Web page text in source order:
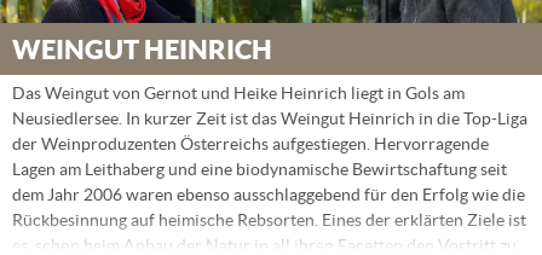
WEINGUT HEINRICH
Das Weingut von Gernot und Heike Heinrich liegt in Gols am
Neusiedlersee. In kurzer Zeit ist das Weingut Heinrich in die Top-Liga
der Weinproduzenten Österreichs aufgestiegen. Hervorragende
Lagen am Leithaberg und eine biodynamische Bewirtschaftung seit
dem Jahr 2006 waren ebenso ausschlaggebend für den Erfolg wie die
Rückbesinnung auf heimische Rebsorten. Eines der erklärten Ziele ist
es, schon beim Anbau der Natur in all ihren Facetten den Vortritt zu